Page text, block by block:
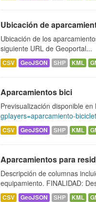
Ubicación de
Ubicación de los
siguiente URL de Geoportal...
CSV GeoJSON SHP KML
Aparcamientos bici
Previsualización disponible
gplayers=aparcamiento-
CSV GeoJSON SHP KML
Aparcamientos para
Descripción de columnas
equipamiento. FINALIDAD:
CSV GeoJSON SHP KML